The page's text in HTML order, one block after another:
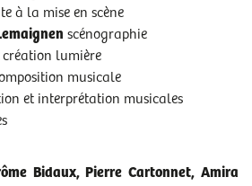
à la mise en scène
scénographie
création lumière
musicale
et interprétation musicales
Bidaux, Pierre Cartonnet, Amira